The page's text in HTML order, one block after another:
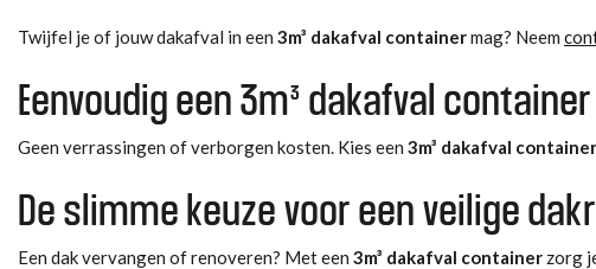
Twijfel je of jouw dakafval in een 3m³ dakafval containermag? Neem
Eenvoudig een 3m³ dakafval
Geen verrassingen of verborgen kosten. Kies een 3m³ dakafval container
De slimme keuze voor een veilige
Een dak vervangen of renoveren? Met een 3m³ dakafval container zorg